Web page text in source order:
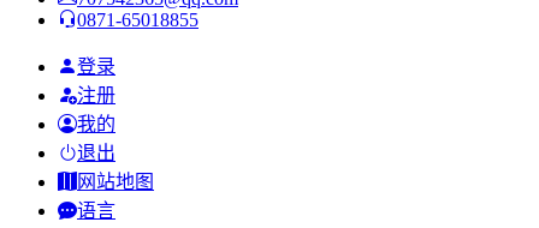
0871-65018855
登录
注册
我的
退出
网站地图
语言